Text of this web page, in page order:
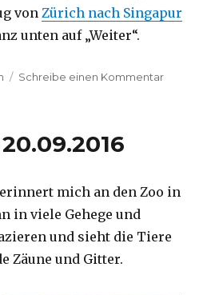
vonZürich nach Singapur
unten auf „Weiter“.
Schreibe einen Kommentarzu
Perth
mich an den Zoo in
in viele Gehege und
und sieht die Tiere
Zäune und Gitter.